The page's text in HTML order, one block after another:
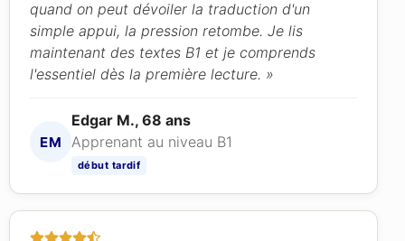
quand on peut dévoiler la traduction d'un
simple appui, la pression retombe. Je lis
maintenant des textes B1 et je comprends
l'essentiel dès la première lecture. »
EM
Edgar M., 68 ans
Apprenant au niveau B1
début tardif